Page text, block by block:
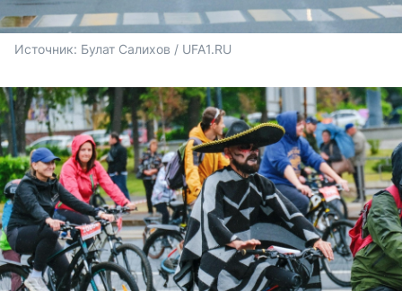
Источник: Булат Салихов / UFA1.RU